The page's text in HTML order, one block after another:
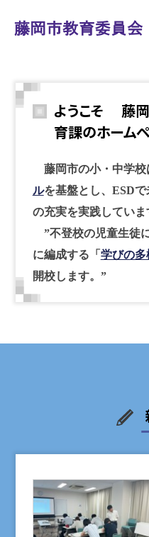
ようこそ 藤
育課のホーム
藤岡市の小・中学校
ルを基盤とし、ESD
の充実を実践していま
”不登校の児童生徒
に編成する「 学びの多
開校します。”